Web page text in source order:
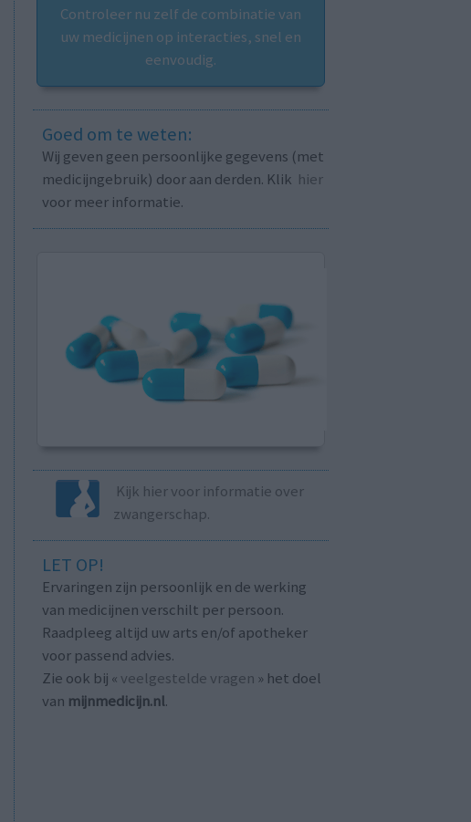
Controleer nu zelf de combinatie van
uw medicijnen op interacties, snel en
eenvoudig.
Goed om te weten:
Wij geven geen persoonlijke gegevens (met
medicijngebruik) door aan derden. Klik hier
voor meer informatie.
Kijk hier voor informatie over
zwangerschap.
LET OP!
Ervaringen zijn persoonlijk en de werking
van medicijnen verschilt per persoon.
Raadpleeg altijd uw arts en/of apotheker
voor passend advies.
Zie ook bij « veelgestelde vragen » het doel
van mijnmedicijn.nl.